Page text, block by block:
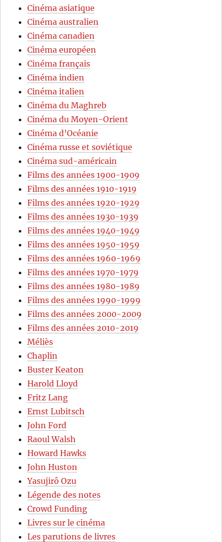
Cinéma asiatique
Cinéma australien
Cinéma canadien
Cinéma européen
Cinéma français
Cinéma indien
Cinéma italien
Cinéma du Maghreb
Cinéma du Moyen-Orient
Cinéma d’Océanie
Cinéma russe et soviétique
Cinéma sud-américain
Films des années 1900-1909
Films des années 1910-1919
Films des années 1920-1929
Films des années 1930-1939
Films des années 1940-1949
Films des années 1950-1959
Films des années 1960-1969
Films des années 1970-1979
Films des années 1980-1989
Films des années 1990-1999
Films des années 2000-2009
Films des années 2010-2019
Méliès
Chaplin
Buster Keaton
Harold Lloyd
Fritz Lang
Ernst Lubitsch
John Ford
Raoul Walsh
Howard Hawks
John Huston
Yasujirô Ozu
Légende des notes
Crowd Funding
Livres sur le cinéma
Les parutions de livres